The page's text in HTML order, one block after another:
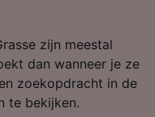
zijn meestal
dan wanneer je ze
zoekopdracht in de
te bekijken.